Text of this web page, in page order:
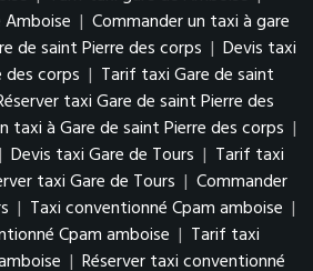
| Commander un taxi à gare
de saint Pierre des corps | Devis taxi
des corps | Tarif taxi Gare de saint
taxi Gare de saint Pierre des
taxi à Gare de saint Pierre des corps |
| Devis taxi Gare de Tours | Tarif taxi
taxi Gare de Tours | Commander
| Taxi conventionné Cpam amboise |
Cpam amboise | Tarif taxi
| Réserver taxi conventionné